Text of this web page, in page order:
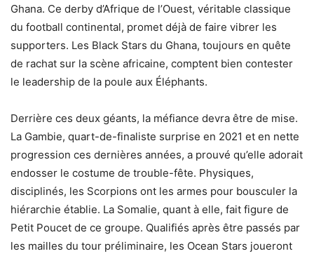
Ghana. Ce derby d’Afrique de l’Ouest, véritable classique
du football continental, promet déjà de faire vibrer les
supporters. Les Black Stars du Ghana, toujours en quête
de rachat sur la scène africaine, comptent bien contester
le leadership de la poule aux Éléphants.
Derrière ces deux géants, la méfiance devra être de mise.
La Gambie, quart-de-finaliste surprise en 2021 et en nette
progression ces dernières années, a prouvé qu’elle adorait
endosser le costume de trouble-fête. Physiques,
disciplinés, les Scorpions ont les armes pour bousculer la
hiérarchie établie. La Somalie, quant à elle, fait figure de
Petit Poucet de ce groupe. Qualifiés après être passés par
les mailles du tour préliminaire, les Ocean Stars joueront